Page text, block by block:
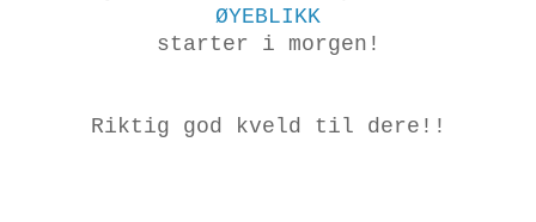
ØYEBLIKK
starter i morgen!
Riktig god kveld til dere!!